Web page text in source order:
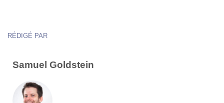
RÉDIGÉ PAR
Samuel Goldstein